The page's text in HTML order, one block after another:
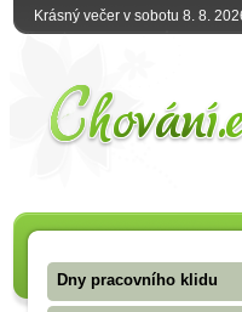
Krásný večer v sobotu 8. 8.
Dny pracovního klidu